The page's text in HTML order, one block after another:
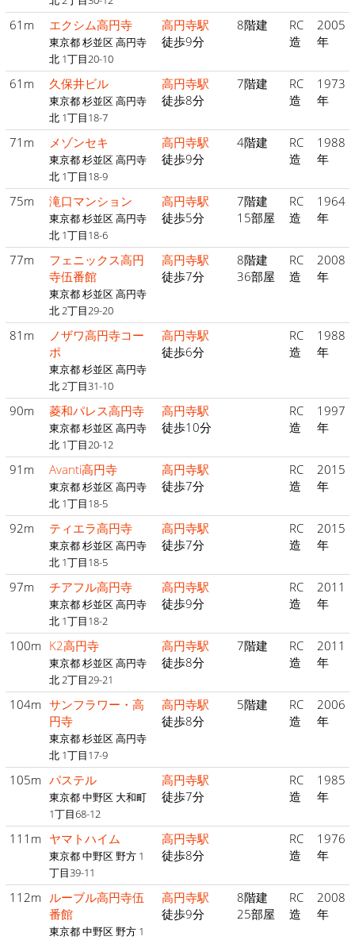
61m エクシム高円寺
東京都 杉並区 高円寺
北 1丁目20-10
高円寺駅
徒歩9分
8階建
RC
造
2005
年
61m 久保井ビル
東京都 杉並区 高円寺
北 1丁目18-7
高円寺駅
徒歩8分
7階建
RC
造
1973
年
71m メゾンセキ
東京都 杉並区 高円寺
北 1丁目18-9
高円寺駅
徒歩9分
4階建
RC
造
1988
年
75m 滝口マンション
東京都 杉並区 高円寺
北 1丁目18-6
高円寺駅
徒歩5分
7階建
15部屋
RC
造
1964
年
77m
フェニックス高円
寺伍番館
東京都 杉並区 高円寺
北 2丁目29-20
高円寺駅
徒歩7分
8階建
36部屋
RC
造
2008
年
81m
ノザワ高円寺コー
ポ
東京都 杉並区 高円寺
北 2丁目31-10
高円寺駅
徒歩6分
RC
造
1988
年
90m 菱和パレス高円寺
東京都 杉並区 高円寺
北 1丁目20-12
高円寺駅
徒歩10分
RC
造
1997
年
91m Avanti高円寺
東京都 杉並区 高円寺
北 1丁目18-5
高円寺駅
徒歩7分
RC
造
2015
年
92m ティエラ高円寺
東京都 杉並区 高円寺
北 1丁目18-5
高円寺駅
徒歩7分
RC
造
2015
年
97m チアフル高円寺
東京都 杉並区 高円寺
北 1丁目18-2
高円寺駅
徒歩9分
RC
造
2011
年
100m K2高円寺
東京都 杉並区 高円寺
北 2丁目29-21
高円寺駅
徒歩8分
7階建
RC
造
2011
年
104m サンフラワー・高
円寺
東京都 杉並区 高円寺
北 1丁目17-9
高円寺駅
徒歩8分
5階建
RC
造
2006
年
105m パステル
東京都 中野区 大和町
1丁目68-12
高円寺駅
徒歩7分
RC
造
1985
年
111m ヤマトハイム
東京都 中野区 野方 1
丁目39-11
高円寺駅
徒歩8分
RC
造
1976
年
112m ルーブル高円寺伍
番館
東京都 中野区 野方 1
高円寺駅
徒歩9分
8階建
25部屋
RC
造
2008
年